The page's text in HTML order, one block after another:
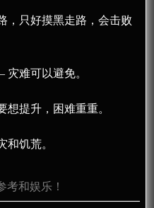
只好摸黑走路，会击败
难可以避免。
提升，困难重重。
和饥荒。
考和娱乐！